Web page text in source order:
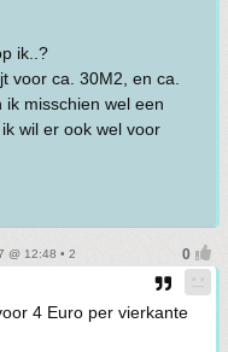
ik..?
voor ca. 30M2, en ca.
misschien wel een
wil er ook wel voor
@ 12:48 • 2
4 Euro per vierkante